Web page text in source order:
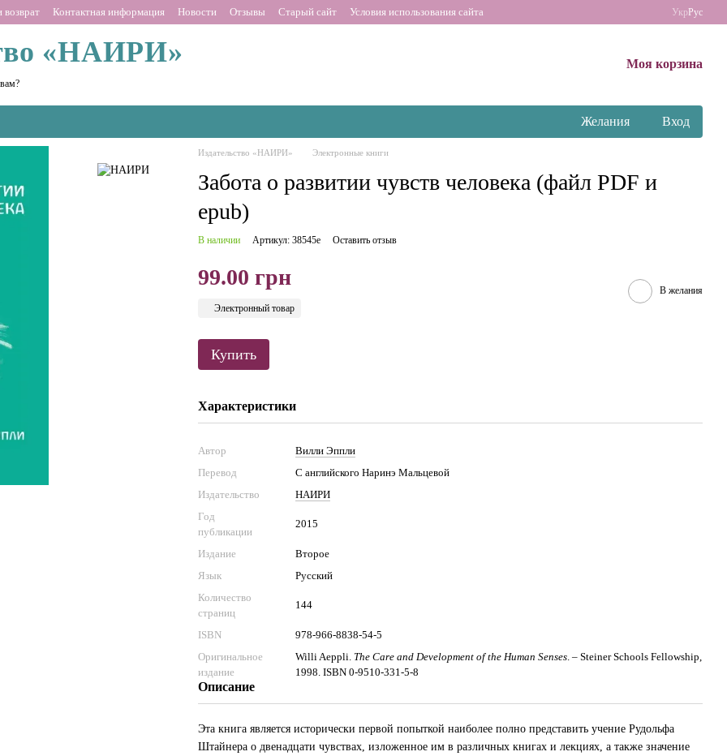
Контактная информация Новости Отзывы Старый сайт Условия использования сайта УкрРус
«НАИРИ» Моя корзина
Желания Вход
Издательство «НАИРИ» Электронные книги
Забота о развитии чувств человека (файл PDF и
epub)
В наличии Артикул: 38545е Оставить отзыв
99.00 грн
Электронный товар
В желания
Купить
Характеристики
Автор
Вилли Эппли
Перевод
С английского Наринэ Мальцевой
Издательство
НАИРИ
Год
публикации
2015
Издание
Второе
Язык
Русский
Количество
страниц
144
ISBN
978-966-8838-54-5
Оригинальное
издание
Willi Aeppli. The Care and Development of the Human Senses. – Steiner Schools Fellowship,
1998. ISBN 0-9510-331-5-8
Описание
Эта книга является исторически первой попыткой наиболее полно представить учение Рудольфа
Штайнера о двенадцати чувствах, изложенное им в различных книгах и лекциях, а также значение